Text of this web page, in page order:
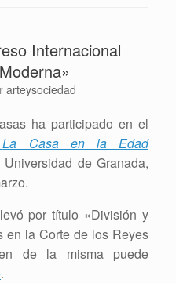
Internacional
arteysociedad
ha participado en el
La Casa en la Edad
de Granada,
por título «División y
en la Corte de los Reyes
de la misma puede
.